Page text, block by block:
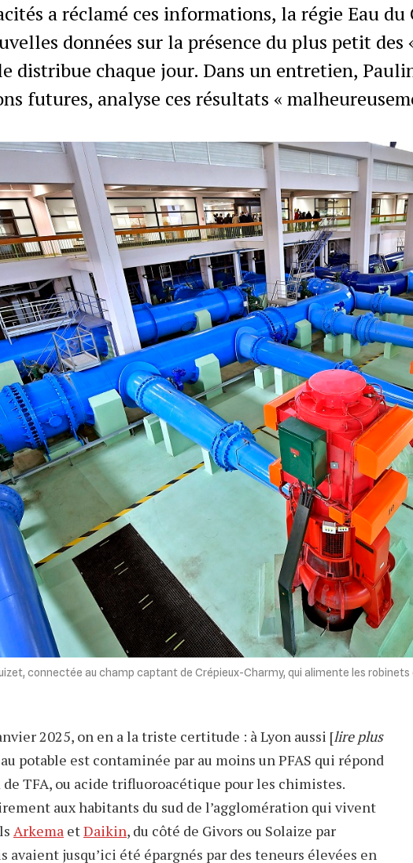
a réclamé ces informations, la régie Eau
données sur la présence du plus petit
distribue chaque jour. Dans un entretien,
futures, analyse ces résultats «
connectée au champ captant de Crépieux-Charmy, qui alimente les robinets
2025, on en a la triste certitude : à Lyon aussi [lire plus
potable est contaminée par au moins un PFAS qui répond
de TFA, ou acide trifluoroacétique pour les chimistes.
aux habitants du sud de l’agglomération qui vivent
Arkema etDaikin, du côté de Givors ou Solaize par
avaient jusqu’ici été épargnés par des teneurs élevées en